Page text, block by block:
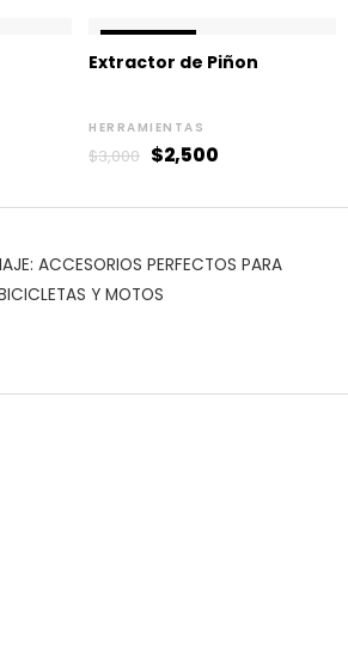
Extractor de Piñon
HERRAMIENTAS
$3,000
El
precio
original
$3,000.
$2,500
precio
actual
ACCESORIOS PERFECTOS PARA
Y MOTOS